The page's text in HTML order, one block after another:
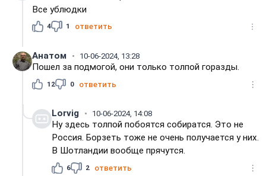
Все ублюдки
4 1 ответить
Анатом 10-06-2024, 13:28
Пошел за подмогой, они только толпой горазды.
12 0 ответить
Lorvig 10-06-2024, 14:08
Ну здесь толпой побоятся собиратся. Это не
Россия. Борзеть тоже не очень получается у них.
В Шотландии вообще прячутся.
6 2 ответить